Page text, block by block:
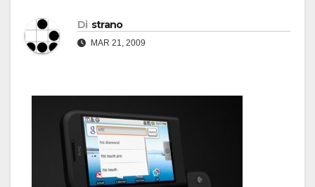
Di strano
MAR 21, 2009